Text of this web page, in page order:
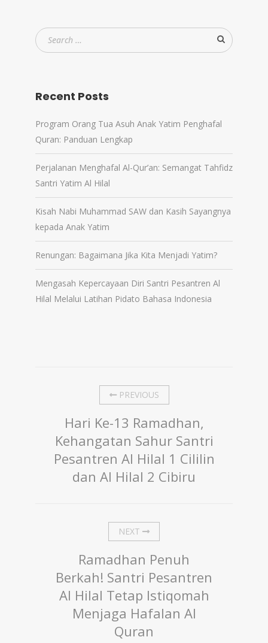
Recent Posts
Program Orang Tua Asuh Anak Yatim Penghafal
Quran: Panduan Lengkap
Perjalanan Menghafal Al-Qur’an: Semangat Tahfidz
Santri Yatim Al Hilal
Kisah Nabi Muhammad SAW dan Kasih Sayangnya
kepada Anak Yatim
Renungan: Bagaimana Jika Kita Menjadi Yatim?
Mengasah Kepercayaan Diri Santri Pesantren Al
Hilal Melalui Latihan Pidato Bahasa Indonesia
PREVIOUS
Hari Ke-13 Ramadhan,
Kehangatan Sahur Santri
Pesantren Al Hilal 1 Cililin
dan Al Hilal 2 Cibiru
NEXT
Ramadhan Penuh
Berkah! Santri Pesantren
Al Hilal Tetap Istiqomah
Menjaga Hafalan Al
Quran